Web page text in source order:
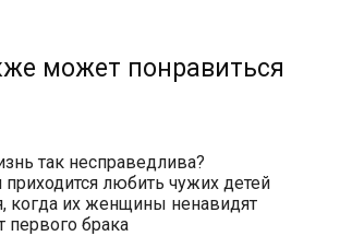
может понравиться
так несправедлива?
любить чужих детей
когда их женщины ненавидят
первого брака